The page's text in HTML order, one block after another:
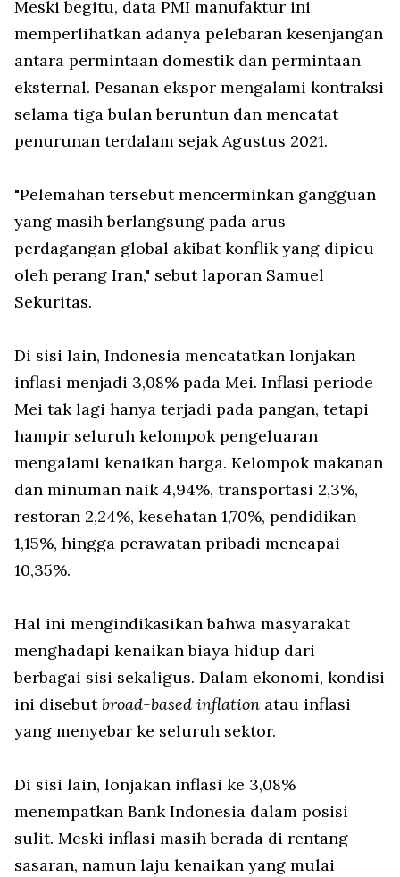
Meski begitu, data PMI manufaktur ini
memperlihatkan adanya pelebaran kesenjangan
antara permintaan domestik dan permintaan
eksternal. Pesanan ekspor mengalami kontraksi
selama tiga bulan beruntun dan mencatat
penurunan terdalam sejak Agustus 2021.
"Pelemahan tersebut mencerminkan gangguan
yang masih berlangsung pada arus
perdagangan global akibat konflik yang dipicu
oleh perang Iran," sebut laporan Samuel
Sekuritas.
Di sisi lain, Indonesia mencatatkan lonjakan
inflasi menjadi 3,08% pada Mei. Inflasi periode
Mei tak lagi hanya terjadi pada pangan, tetapi
hampir seluruh kelompok pengeluaran
mengalami kenaikan harga. Kelompok makanan
dan minuman naik 4,94%, transportasi 2,3%,
restoran 2,24%, kesehatan 1,70%, pendidikan
1,15%, hingga perawatan pribadi mencapai
10,35%.
Hal ini mengindikasikan bahwa masyarakat
menghadapi kenaikan biaya hidup dari
berbagai sisi sekaligus. Dalam ekonomi, kondisi
ini disebutbroad-based inflation atau inflasi
yang menyebar ke seluruh sektor.
Di sisi lain, lonjakan inflasi ke 3,08%
menempatkan Bank Indonesia dalam posisi
sulit. Meski inflasi masih berada di rentang
sasaran, namun laju kenaikan yang mulai